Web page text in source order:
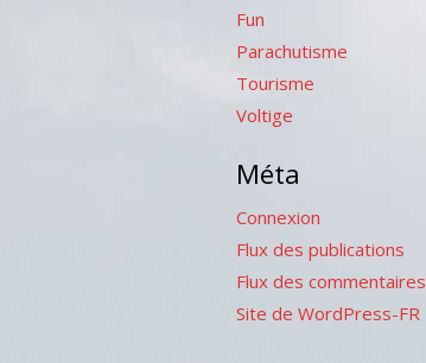
Fun
Parachutisme
Tourisme
Voltige
Méta
Connexion
Flux des publications
Flux des commentaires
Site de WordPress-FR